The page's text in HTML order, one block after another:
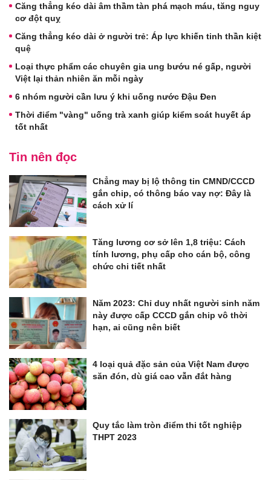
Căng thẳng kéo dài âm thầm tàn phá mạch máu, tăng nguy
cơ đột quỵ
Căng thẳng kéo dài ở người trẻ: Áp lực khiến tinh thần kiệt
quệ
Loại thực phẩm các chuyên gia ung bướu né gấp, người
Việt lại thản nhiên ăn mỗi ngày
6 nhóm người cần lưu ý khi uống nước Đậu Đen
Thời điểm "vàng" uống trà xanh giúp kiểm soát huyết áp
tốt nhất
Tin nên đọc
Chẳng may bị lộ thông tin CMND/CCCD
gắn chip, có thông báo vay nợ: Đây là
cách xử lí
Tăng lương cơ sở lên 1,8 triệu: Cách
tính lương, phụ cấp cho cán bộ, công
chức chi tiết nhất
Năm 2023: Chỉ duy nhất người sinh năm
này được cấp CCCD gắn chip vô thời
hạn, ai cũng nên biết
4 loại quả đặc sản của Việt Nam được
săn đón, dù giá cao vẫn đắt hàng
Quy tắc làm tròn điểm thi tốt nghiệp
THPT 2023